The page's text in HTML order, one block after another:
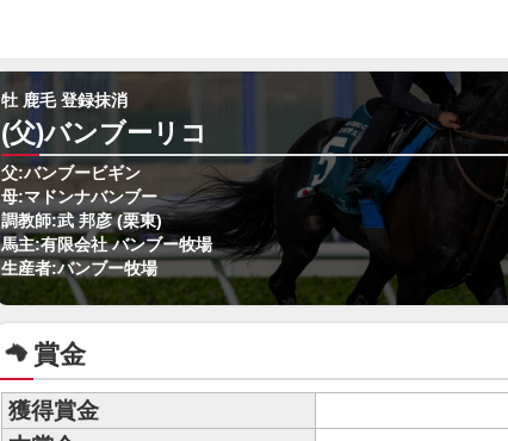
牡 鹿毛 登録抹消
(父)バンブーリコ
父:バンブービギン
母:マドンナバンブー
調教師:武 邦彦 (栗東)
馬主:有限会社 バンブー牧場
生産者:バンブー牧場
賞金
獲得賞金